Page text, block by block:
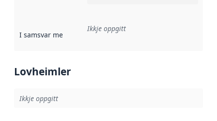
I samsvar med Referanse til ei implementeringsregel eller
Ikkje oppgitt
Lovheimler
Ikkje oppgitt